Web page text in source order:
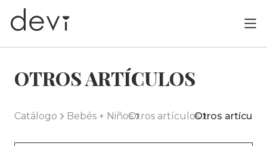
OTROS ARTÍCULOS
Catálogo Bebés + NiñosOtros artículosOtros artículos